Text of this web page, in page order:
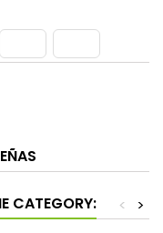
CATEGORY: >
<